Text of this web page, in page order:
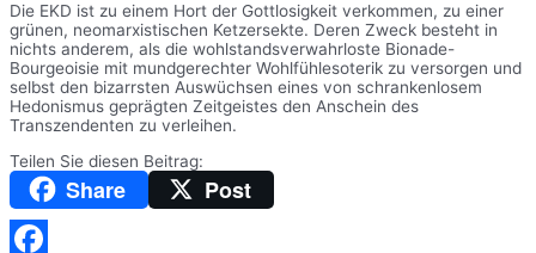
Die EKD ist zu einem Hort der Gottlosigkeit verkommen, zu einer
grünen, neomarxistischen Ketzersekte. Deren Zweck besteht in
nichts anderem, als die wohlstandsverwahrloste Bionade-
Bourgeoisie mit mundgerechter Wohlfühlesoterik zu versorgen und
selbst den bizarrsten Auswüchsen eines von schrankenlosem
Hedonismus geprägten Zeitgeistes den Anschein des
Transzendenten zu verleihen.
Teilen Sie diesen Beitrag:
Share Post